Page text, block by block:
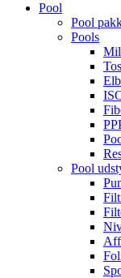
Pool
Pool
Pools
Pool